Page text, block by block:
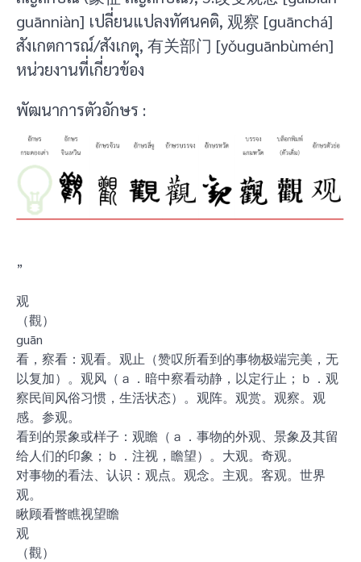
guānniàn] เปลี่ยนแปลงทัศนคติ, 观察 [guānchá]
สังเกตการณ์/สังเกตุ, 有关部门 [yǒuguānbùmén]
หน่วยงานที่เกี่ยวข้อง
พัฒนาการตัวอักษร :
”
观
（觀）
guān
看，察看：观看。观止（赞叹所看到的事物极端完美，无
以复加）。观风（ａ．暗中察看动静，以定行止；ｂ．观
察民间风俗习惯，生活状态）。观阵。观赏。观察。观
感。参观。
看到的景象或样子：观瞻（ａ．事物的外观、景象及其留
给人们的印象；ｂ．注视，瞻望）。大观。奇观。
对事物的看法、认识：观点。观念。主观。客观。世界
观。
瞅顾看瞥瞧视望瞻
观
（觀）